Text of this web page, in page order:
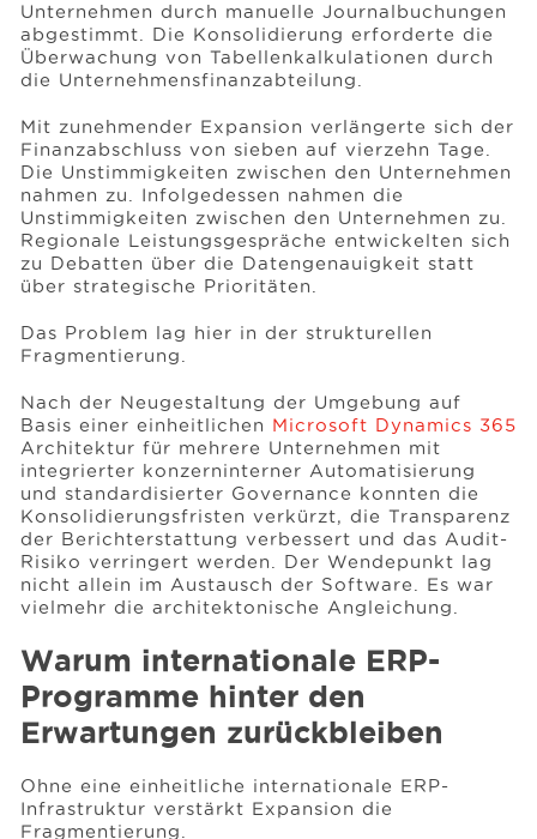
Unternehmen durch manuelle Journalbuchungen
abgestimmt. Die Konsolidierung erforderte die
Überwachung von Tabellenkalkulationen durch
die Unternehmensfinanzabteilung.
Mit zunehmender Expansion verlängerte sich der
Finanzabschluss von sieben auf vierzehn Tage.
Die Unstimmigkeiten zwischen den Unternehmen
nahmen zu. Infolgedessen nahmen die
Unstimmigkeiten zwischen den Unternehmen zu.
Regionale Leistungsgespräche entwickelten sich
zu Debatten über die Datengenauigkeit statt
über strategische Prioritäten.
Das Problem lag hier in der strukturellen
Fragmentierung.
Nach der Neugestaltung der Umgebung auf
Basis einer einheitlichen Microsoft Dynamics 365
Architektur für mehrere Unternehmen mit
integrierter konzerninterner Automatisierung
und standardisierter Governance konnten die
Konsolidierungsfristen verkürzt, die Transparenz
der Berichterstattung verbessert und das Audit-
Risiko verringert werden. Der Wendepunkt lag
nicht allein im Austausch der Software. Es war
vielmehr die architektonische Angleichung.
Warum internationale ERP-
Programme hinter den
Erwartungen zurückbleiben
Ohne eine einheitliche internationale ERP-
Infrastruktur verstärkt Expansion die
Fragmentierung.